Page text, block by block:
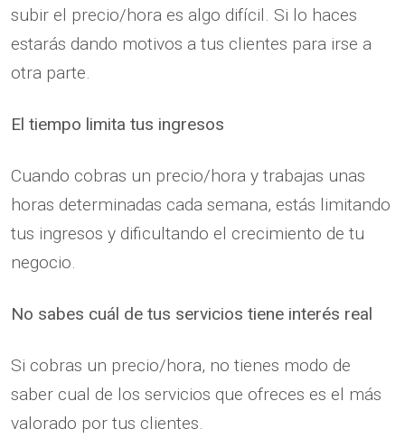
subir el precio/hora es algo difícil. Si lo haces
estarás dando motivos a tus clientes para irse a
otra parte.
El tiempo limita tus ingresos
Cuando cobras un precio/hora y trabajas unas
horas determinadas cada semana, estás limitando
tus ingresos y dificultando el crecimiento de tu
negocio.
No sabes cuál de tus servicios tiene interés real
Si cobras un precio/hora, no tienes modo de
saber cual de los servicios que ofreces es el más
valorado por tus clientes.